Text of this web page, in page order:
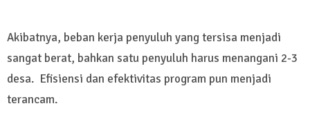
Akibatnya, beban kerja penyuluh yang tersisa menjadi
sangat berat, bahkan satu penyuluh harus menangani 2-3
desa. Efisiensi dan efektivitas program pun menjadi
terancam.